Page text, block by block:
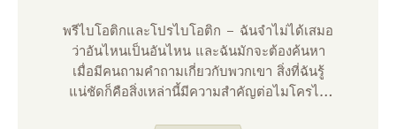
พรีไบโอติกและโปรไบโอติก – ฉันจําไม่ได้เสมอ
ว่าอันไหนเป็นอันไหน และฉันมักจะต้องค้นหา
เมื่อมีคนถามคําถามเกี่ยวกับพวกเขา สิ่งที่ฉันรู้
แน่ชัดก็คือสิ่งเหล่านี้มีความสําคัญต่อไมโครไบ